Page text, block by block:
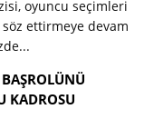
oyuncu seçimleri
ettirmeye devam
KADROSU